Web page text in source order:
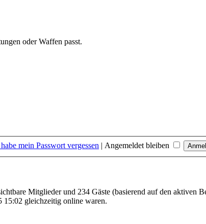
oder Waffen passt.
mein Passwort vergessen | Angemeldet bleiben
Mitglieder und 234 Gäste (basierend auf den aktiven
15:02 gleichzeitig online waren.